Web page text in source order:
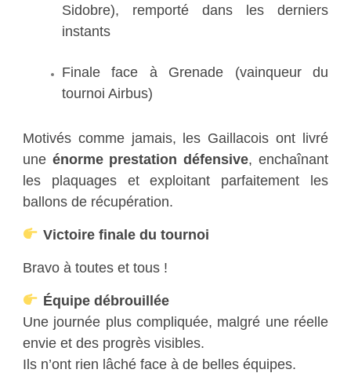
Sidobre), remporté dans les derniers
instants
Finale face à Grenade (vainqueur du
tournoi Airbus)
Motivés comme jamais, les Gaillacois ont livré
une énorme prestation défensive, enchaînant
les plaquages et exploitant parfaitement les
ballons de récupération.
Victoire finale du tournoi
Bravo à toutes et tous !
Équipe débrouillée
Une journée plus compliquée, malgré une réelle
envie et des progrès visibles.
Ils n’ont rien lâché face à de belles équipes.